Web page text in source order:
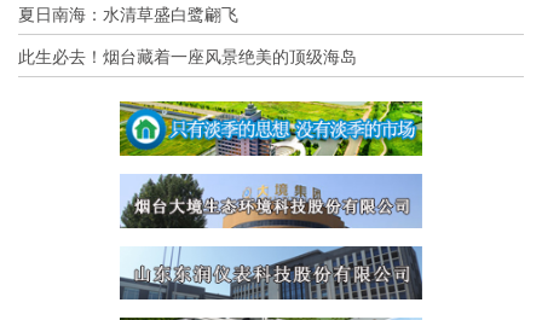
夏日南海：水清草盛白鹭翩飞
此生必去！烟台藏着一座风景绝美的顶级海岛